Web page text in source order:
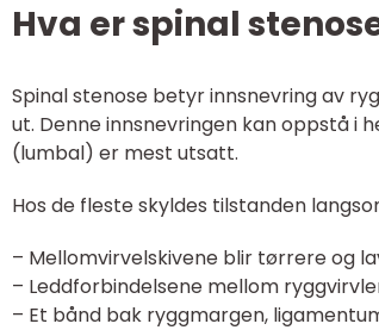
Hva er spinal
Spinal stenose betyr innsnevring av
ut. Denne innsnevringen kan oppstå i
(lumbal) er mest utsatt.
Hos de fleste skyldes tilstanden
– Mellomvirvelskivene blir tørrere og
– Leddforbindelsene mellom
– Et bånd bak ryggmargen,